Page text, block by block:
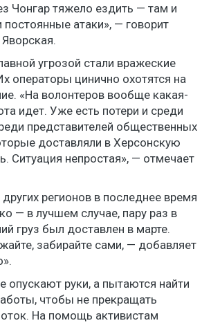
Чонгар тяжело ездить — там и
атаки», — говорит
угрозой стали вражеские
операторы цинично охотятся на
«На волонтеров вообще какая-
идет. Уже есть потери и среди
представителей общественных
доставляли в Херсонскую
Ситуация непростая», — отмечает
регионов в последнее время
— в лучшем случае, пару раз в
груз был доставлен в марте.
забирайте сами, — добавляет
опускают руки, а пытаются найти
чтобы не прекращать
На помощь активистам